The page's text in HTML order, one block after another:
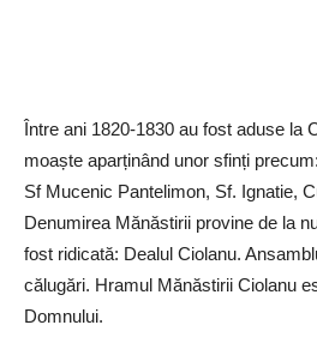
Între ani 1820-1830 au fost aduse la
moaște aparținând unor sfinți
Sf Mucenic Pantelimon, Sf. Ignatie,
Denumirea Mănăstirii provine de la
fost ridicată: Dealul Ciolanu.
călugări. Hramul Mănăstirii Ciolanu
Domnului.